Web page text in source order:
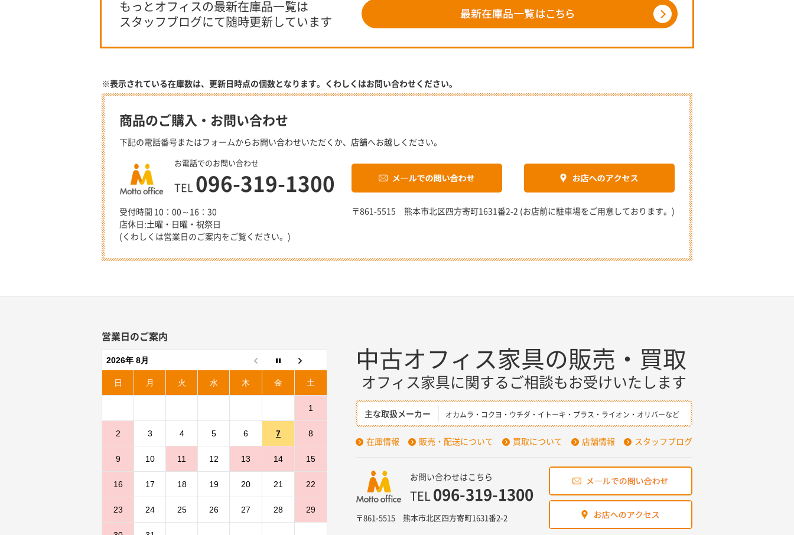
もっとオフィスの最新在庫品一覧は
スタッフブログにて随時更新しています
※表示されている在庫数は、更新日時点の個数となります。くわしくはお問い合わせください。
商品のご購入・お問い合わせ
下記の電話番号またはフォームからお問い合わせいただくか、店舗へお越しください。
お電話でのお問い合わせ
TEL 096-319-1300
受付時間 10：00～16：30
店休日:土曜・日曜・祝祭日
(くわしくは営業日のご案内をご覧ください。)
〒861-5515 熊本市北区四方寄町1631番2-2 (お店前に駐車場をご用意しております。)
営業日のご案内
2026年 8月
日 月 火 水 木 金 土
1
2 3 4 5 6 7 8
9 10 11 12 13 14 15
16 17 18 19 20 21 22
23 24 25 26 27 28 29
中古オフィス家具の販売・買取
オフィス家具に関するご相談もお受けいたします
主な取扱メーカー オカムラ・コクヨ・ウチダ・イトーキ・プラス・ライオン・オリバーなど
在庫情報 販売・配送について 買取について 店舗情報 スタッフブログ
お問い合わせはこちら
TEL 096-319-1300
〒861-5515 熊本市北区四方寄町1631番2-2